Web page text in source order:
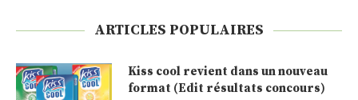
ARTICLES POPULAIRES
Kiss cool revient dans un nouveau
format (Edit résultats concours)